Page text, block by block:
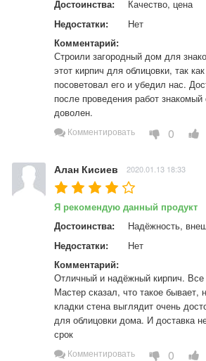
Достоинства:
Качество, цена
Недостатки:
Нет
Комментарий:
Строили загородный дом для
этот кирпич для облицовки, так
посоветовал его и убедил нас.
после проведения работ знакомый
доволен.
Комментировать 0
Алан Кисиев 2020.01.13 18:33
Я рекомендую данный продукт
Достоинства:
Надёжность,
Недостатки:
Нет
Комментарий:
Отличный и надёжный кирпич.
Мастер сказал, что такое бывает,
кладки стена выглядит очень
для облицовки дома. И доставка
срок
Комментировать 0